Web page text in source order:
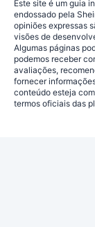
Este site é um guia
endossado pela
opiniões expressas
visões de
Algumas páginas
podemos receber
avaliações,
fornecer
conteúdo esteja
termos oficiais das